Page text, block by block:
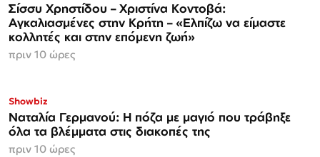
Σίσσυ Χρηστίδου – Χριστίνα Κοντοβά:
Αγκαλιασμένες στην Κρήτη – «Ελπίζω να είμαστε
κολλητές και στην επόμενη ζωή»
πριν 10 ώρες
Showbiz
Ναταλία Γερμανού: Η πόζα με μαγιό που τράβηξε
όλα τα βλέμματα στις διακοπές της
πριν 10 ώρες